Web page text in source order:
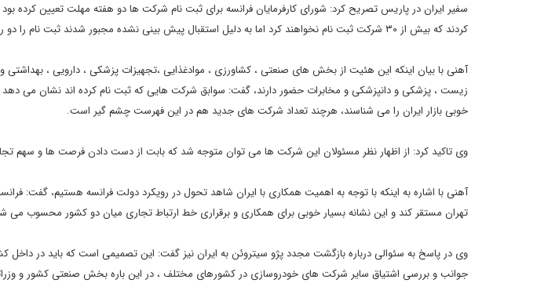
سفیر ایران در پاریس تصریح کرد: شورای کارفرمایان فرانسه برای ثبت نام شرکت ها دو هفته مهلت تعیین کرده
کردند که بیش از ۳۰ شرکت ثبت نام نخواهند کرد اما به دلیل استقبال پیش بینی نشده مجبور شدند ثبت نام را دو روز قبل از پایان مهلت خاتمه دهند.
آهنی با بیان اینکه این هئیت از بخش های صنعتی ، کشاورزی ، موادغذایی ،تجهیزات پزشکی ، دارویی ،
زیست ، پزشکی و دانپزشکی و مخابرات حضور دارند، گفت: سوابق شرکت هایی که ثبت نام کرده اند نشان می دهد که
خوبی بازار ایران را می شناسند، هرچند تعداد شرکت های جدید هم در این فهرست چشم گیر است.
وی تاکید کرد: از اظهار نظر مسئولان این شرکت ها می توان متوجه شد که بابت از دست دادن فرصت ها و سهم
آهنی با اشاره به اینکه با توجه به اهمیت همکاری با ایران شاهد تحول در رویکرد دولت فرانسه هستیم، گفت:
تهران مستقر کند و این نشانه بسیار خوبی برای همکاری و برقراری خط ارتباط تجاری میان دو کشور محسوب می
وی در پاسخ به سئوالی درباره بازگشت مجدد پژو سیتروئن به ایران نیز گفت: این تصمیمی است که باید در
جوانب و بررسی اشتیاق سایر شرکت های خودروسازی در کشورهای مختلف ، در این باره بخش صنعتی کشور و